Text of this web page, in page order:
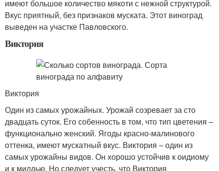
имеют большое количество мякоти с нежной структурой.
Вкус приятный, без признаков муската. Этот виноград
выведен на участке Павловского.
Виктория
Виктория
Один из самых урожайных. Урожай созревает за сто
двадцать суток. Его собенность в том, что тип цветения –
функционально женский. Ягоды красно-малинового
оттенка, имеют мускатный вкус. Виктория – один из
самых урожайны видов. Он хорошо устойчив к оидиому
и к милдью. Но следует учесть, что Виктория